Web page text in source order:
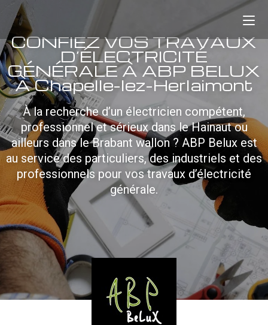
CONFIEZ VOS TRAVAUX
D’ÉLECTRICITÉ
GÉNÉRALE À ABP BELUX
À Chapelle-lez-Herlaimont
À la recherche d’un électricien compétent,
professionnel et sérieux dans le Hainaut ou
ailleurs dans le Brabant wallon ? ABP Belux est
au service des particuliers, des industriels et des
professionnels pour vos travaux d’électricité
générale.